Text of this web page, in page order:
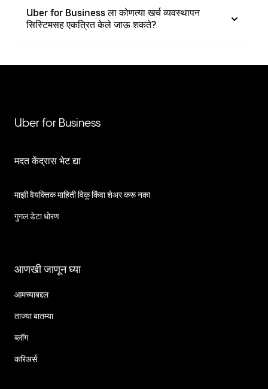
Uber for Business ला कोणत्या खर्च व्यवस्थापन
सिस्टिमसह एकत्रित केले जाऊ शकते?
Uber for Business
मदत केंद्रास भेट द्या
माझी वैयक्तिक माहिती विकू किंवा शेअर करू नका
गुगल डेटा धोरण
आणखी जाणून घ्या
आमच्याबद्दल
ताज्या बातम्या
ब्लॉग
करिअर्स